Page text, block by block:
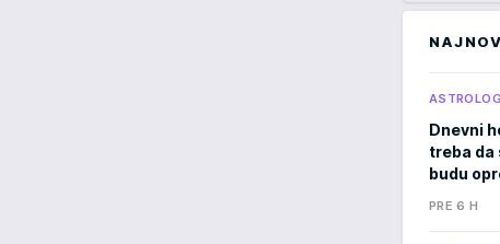
Dnevni
treba da
budu
PRE 6 H